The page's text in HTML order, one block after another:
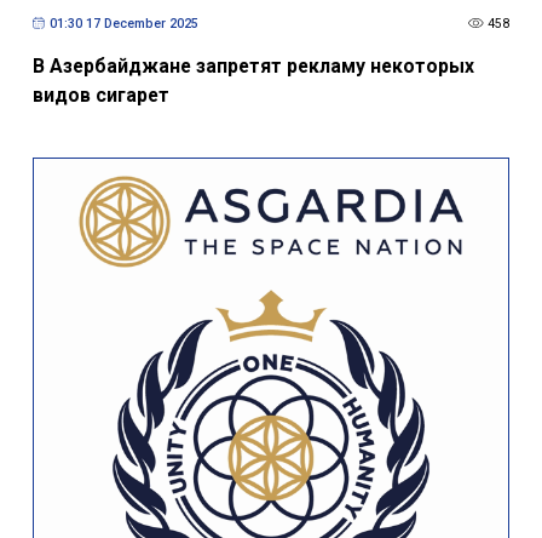
01:30 17 December 2025 458
В Азербайджане запретят рекламу некоторых
видов сигарет